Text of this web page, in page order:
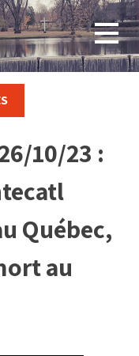
10/23 :
Québec,
au